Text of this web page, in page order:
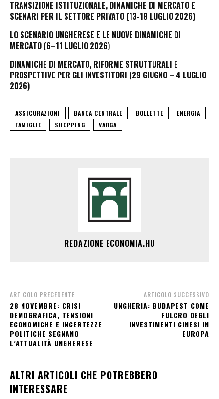
TRANSIZIONE ISTITUZIONALE, DINAMICHE DI MERCATO E
SCENARI PER IL SETTORE PRIVATO (13-18 LUGLIO 2026)
LO SCENARIO UNGHERESE E LE NUOVE DINAMICHE DI
MERCATO (6–11 LUGLIO 2026)
DINAMICHE DI MERCATO, RIFORME STRUTTURALI E
PROSPETTIVE PER GLI INVESTITORI (29 GIUGNO – 4 LUGLIO
2026)
ASSICURAZIONI BANCA CENTRALE BOLLETTE
ENERGIA
FAMIGLIE
SHOPPING VARGA
REDAZIONE ECONOMIA.HU
ARTICOLO PRECEDENTE
28 NOVEMBRE: CRISI
DEMOGRAFICA, TENSIONI
ECONOMICHE E INCERTEZZE
POLITICHE SEGNANO
L’ATTUALITÀ UNGHERESE
ARTICOLO SUCCESSIVO
UNGHERIA: BUDAPEST COME
FULCRO DEGLI
INVESTIMENTI CINESI IN
EUROPA
ALTRI ARTICOLI CHE POTREBBERO
INTERESSARE